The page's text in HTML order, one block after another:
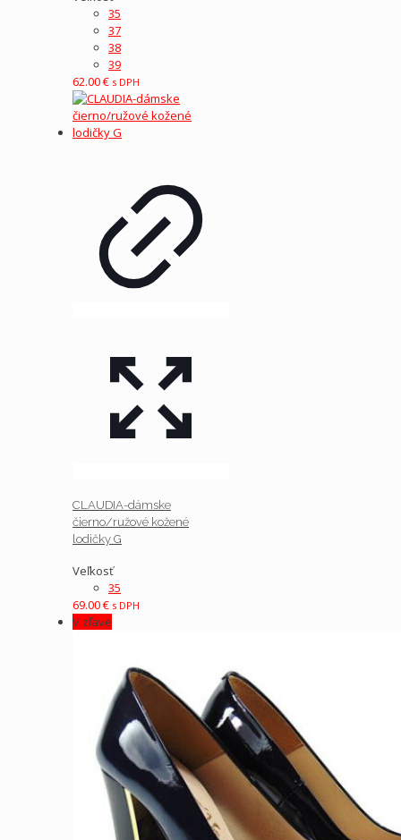
35
37
38
39
62.00€ s DPH
CLAUDIA-dámske
čierno/ružové kožené
lodičky G
Veľkosť
35
69.00€ s DPH
V zľave